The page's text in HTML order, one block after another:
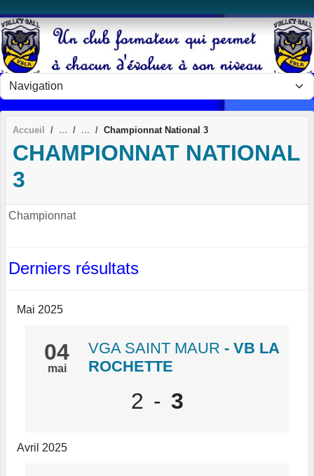
Accueil Championnat National 3
CHAMPIONNAT NATIONAL
3
Championnat
Derniers résultats
Mai 2025
04
mai
VGA SAINT MAUR - VB LA
ROCHETTE
2 - 3
Avril 2025